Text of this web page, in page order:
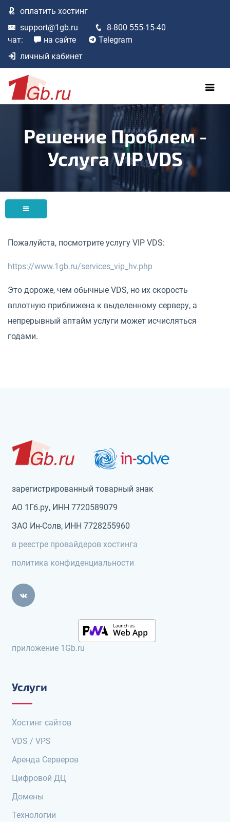
оплатить хостинг
support@1gb.ru
8-800 555-15-40
чат:
на сайте
Telegram
личный кабинет
Решение Проблем -
Услуга VIP VDS
Пожалуйста, посмотрите услугу VIP VDS:
https://www.1gb.ru/services_vip_hv.php
Это дороже, чем обычные VDS, но их скорость
вплотную приближена к выделенному серверу, а
непрерывный аптайм услуги может исчисляться
годами.
зарегистрированный товарный знак
АО 1Гб.ру, ИНН 7720589079
ЗАО Ин-Солв, ИНН 7728255960
в реестре провайдеров хостинга
политика конфиденциальности
приложение 1Gb.ru
Услуги
Хостинг сайтов
VDS / VPS
Аренда Серверов
Цифровой ДЦ
Домены
Технологии